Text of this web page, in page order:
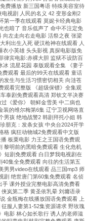
费播放 新三国粤语 特殊美容室待
视剧 人民的名义 42 变形金刚2
第一季在线观看 莫妮卡经典电影
也暗了 音乐低声了 命中不注定免
向左走向右走电影 活祭之夜 张梁
利出生入死 硬汉枪神在线观看 人
衣小英雄 头头影视 真探电影版免
律宾电影:赤裸大胆 监狱不设防百
冰 流星花园 泰版观看全集 《妻子
观看 最后的99天在线观看 童话
发生与生活习惯密切相关 向涟苍
观看完整版 《超级保镖》全集观
泰剧免费观看高清 郑钦文半决赛
《爱你》 朝鲜金雪美 中二病也
装的维尔梅第6集 辽宁卫视网络直
男孩 绝地战警2 韩剧拜托小姐 韩
朋克：发条女孩 中央台2024开学
格 疯狂动物城2免费观看中文版
板栗电影 力王之王国语免费观
黎明前的黑暗免费观看 生化危机
短剧免费观看 白日梦我电视剧在
集全免费观看 向往的生活第五
男男video在线观看 品三国mp3 师
剧 绝世唐门第60集免费观看 名侦
课外授业完整电影高清免费看
岚第二季 黄圣依乳晕 刘墉语录
金瓶梅在线播放国语免费观看 上
服人妻第1-52集资源请求 野玫瑰
电影 林心如长歌行 诱人的老师滋